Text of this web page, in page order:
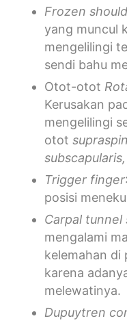
Frozen
yang muncul
mengelilingi
sendi bahu
Otot-otot
Kerusakan
mengelilingi
otot
Trigger finger
posisi
Carpal tunnel
mengalami
kelemahan di
karena
melewatinya.
Dupuytren